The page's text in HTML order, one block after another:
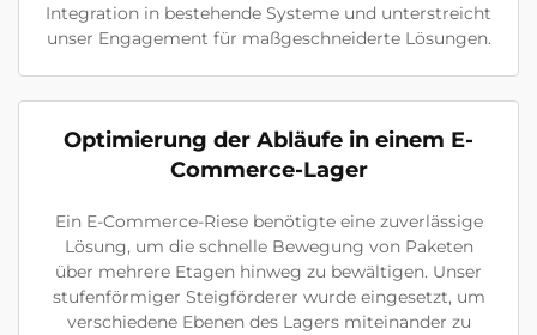
Integration in bestehende Systeme und unterstreicht
unser Engagement für maßgeschneiderte Lösungen.
Optimierung der Abläufe in einem E-
Commerce-Lager
Ein E-Commerce-Riese benötigte eine zuverlässige
Lösung, um die schnelle Bewegung von Paketen
über mehrere Etagen hinweg zu bewältigen. Unser
stufenförmiger Steigförderer wurde eingesetzt, um
verschiedene Ebenen des Lagers miteinander zu